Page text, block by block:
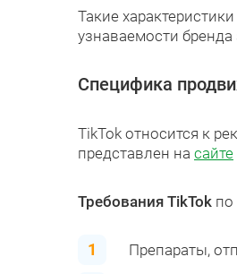
Такие
узнаваемости
Специфика
TikTok относится к
представлен на сайте
Требования TikTok по
Препараты,